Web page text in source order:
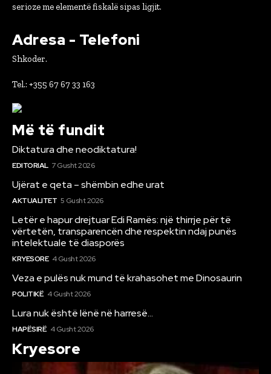
serioze me elementë fiskalë sipas ligjit.
Adresa - Telefoni
Shkoder.
Tel.: +355 67 67 33 163
Më të fundit
Diktatura dhe neodiktatura!
EDITORIAL 7 Gusht 2026
Ujërat e qeta – shëmbin edhe urat
AKTUALITET 5 Gusht 2026
Letër e hapur drejtuar Edi Ramës: një thirrje për të
vërtetën, transparencën dhe respektin ndaj punës
intelektuale të diasporës
KRYESORE 4 Gusht 2026
Veza e pulës nuk mund të krahasohet me Dinosaurin
POLITIKË 4 Gusht 2026
Lura nuk është lënë në harresë…
HAPËSIRË 4 Gusht 2026
Kryesore